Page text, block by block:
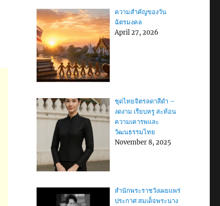
ความสำคัญของวัน
ฉัตรมงคล
April 27, 2026
ชุดไทยจิตรลดาสีดำ –
งดงาม เรียบหรู สะท้อน
ความเคารพและ
วัฒนธรรมไทย
November 8, 2025
สำนักพระราชวังเผยแพร่
ประกาศ สมเด็จพระนาง